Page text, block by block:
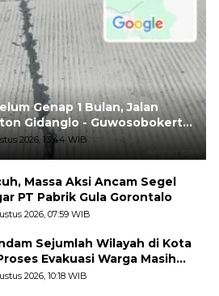
Genap 1 Bulan, Jalan
Gidanglo - Guwosobokerto
2026, 13:44 WIB
Massa Aksi Ancam Segel
PT Pabrik Gula Gorontalo
2026, 07:59 WIB
Sejumlah Wilayah di Kota
Evakuasi Warga Masih
2026, 10:18 WIB